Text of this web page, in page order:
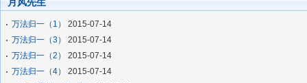
万法归一（1）
2015-07-14
万法归一（3）
2015-07-14
万法归一（2）
2015-07-14
万法归一（4）
2015-07-14